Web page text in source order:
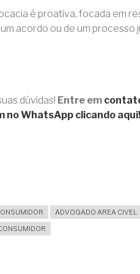
é proativa, focada em
acordo ou de um processo
dúvidas! Entre em
no WhatsApp clicando aqui!
ADVOGADO AREA CIVEL